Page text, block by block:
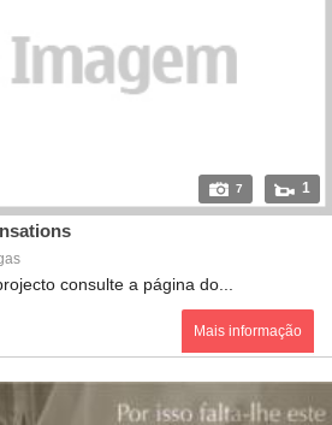
7 1
consulte a página do...
Mais informação